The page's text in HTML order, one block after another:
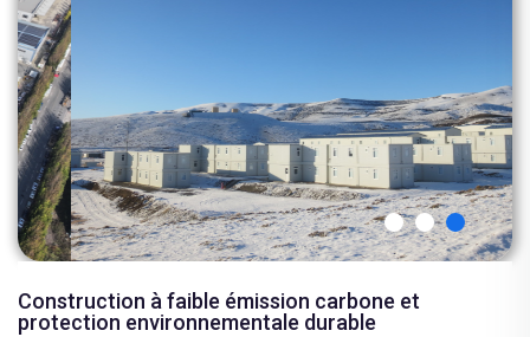
Construction à faible émission carbone et
protection environnementale durable